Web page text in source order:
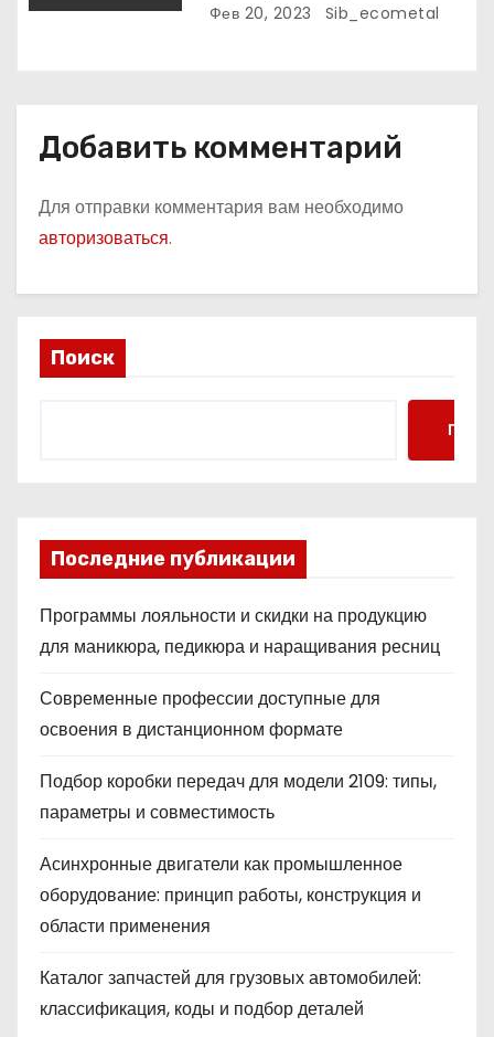
Фев 20, 2023 Sib_ecometal
Добавить комментарий
Для отправки комментария вам необходимо
авторизоваться.
Поиск
Поиск
Последние публикации
Программы лояльности и скидки на продукцию
для маникюра, педикюра и наращивания ресниц
Современные профессии доступные для
освоения в дистанционном формате
Подбор коробки передач для модели 2109: типы,
параметры и совместимость
Асинхронные двигатели как промышленное
оборудование: принцип работы, конструкция и
области применения
Каталог запчастей для грузовых автомобилей:
классификация, коды и подбор деталей